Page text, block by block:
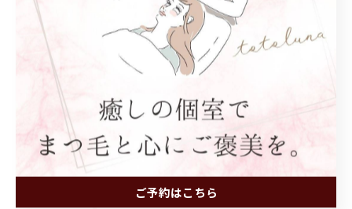
関連タグ
#安城市
カテゴリー Categories
全てのカテゴリー
ご予約はこちら